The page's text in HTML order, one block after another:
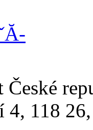
České
4, 118